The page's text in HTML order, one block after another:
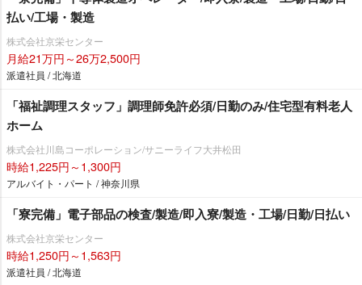
払い/工場・製造
株式会社京栄センター
月給21万円～26万2,500円
派遣社員 / 北海道
「福祉調理スタッフ」調理師免許必須/日勤のみ/住宅型有料老人
ホーム
株式会社川島コーポレーション/サニーライフ大井松田
時給1,225円～1,300円
アルバイト・パート / 神奈川県
「寮完備」電子部品の検査/製造/即入寮/製造・工場/日勤/日払い
株式会社京栄センター
時給1,250円～1,563円
派遣社員 / 北海道